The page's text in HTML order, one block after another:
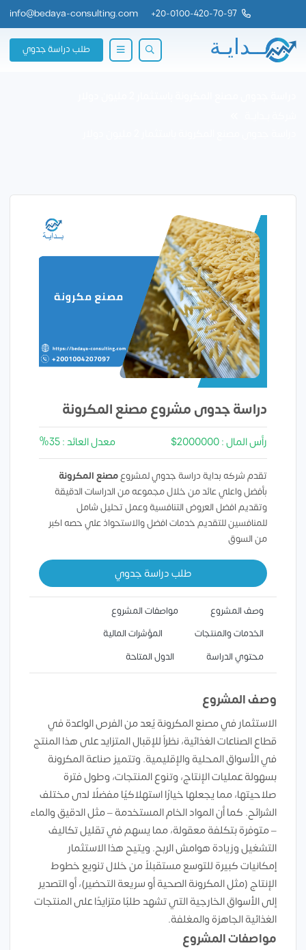
20-0100-420-70-97
+
info@bedaya-consulting.com
طلب دراسة جدوي
دراسة جدوى مشروع مصنع المكرونة
رأس المال : 2000000$ معدل العائد : 35%
تقدم شركه بداية دراسة جدوي لمشروعمصنع المكرونة
بأفضل واعلي عائد من خلال مجموعه من الدراسات الدقيقة
وتقديم افضل العروض التنافسية وعمل تحليل شامل
للمنافسين للتقديم خدمات افضل والاستحواذ علي حصه اكبر
من السوق
طلب دراسة جدوي
وصف المشروع
مواصفات المشروع
الخدمات والمنتجات
المؤشرات المالية
محتوي الدراسة
الدول المتاحة
وصف المشروع
الاستثمار في مصنع المكرونة يُعد من الفرص الواعدة في
قطاع الصناعات الغذائية، نظراً للإقبال المتزايد على هذا المنتج
في الأسواق المحلية والإقليمية. وتتميز صناعة المكرونة
بسهولة عمليات الإنتاج، وتنوع المنتجات، وطول فترة
صلاحيتها، مما يجعلها خيارًا استهلاكيًا مفضلًا لدى مختلف
الشرائح. كما أن المواد الخام المستخدمة – مثل الدقيق والماء
– متوفرة بتكلفة معقولة، مما يسهم في تقليل تكاليف
التشغيل وزيادة هوامش الربح. ويتيح هذا الاستثمار
إمكانيات كبيرة للتوسع مستقبلاً من خلال تنويع خطوط
الإنتاج (مثل المكرونة الصحية أو سريعة التحضير)، أو التصدير
إلى الأسواق الخارجية التي تشهد طلبًا متزايدًا على المنتجات
الغذائية الجاهزة والمغلفة.
مواصفات المشروع